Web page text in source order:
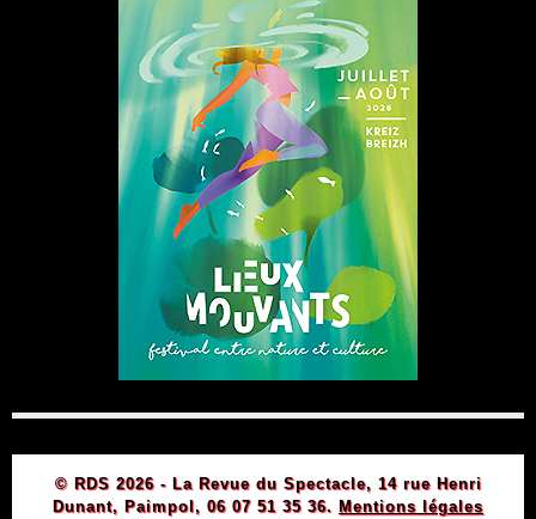
© RDS 2026 - La Revue du Spectacle, 14 rue Henri
Dunant, Paimpol, 06 07 51 35 36. Mentions légales